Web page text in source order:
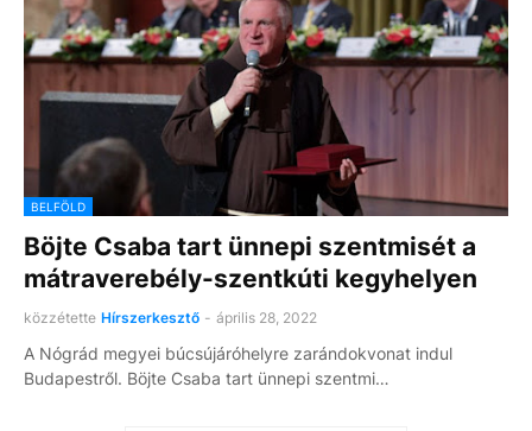
BELFÖLD
Böjte Csaba tart ünnepi szentmisét a
mátraverebély-szentkúti kegyhelyen
közzétette Hírszerkesztő - április 28, 2022
A Nógrád megyei búcsújáróhelyre zarándokvonat indul
Budapestről. Böjte Csaba tart ünnepi szentmi…